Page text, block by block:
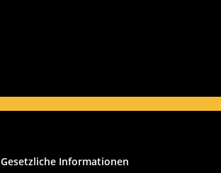
Gesetzliche Informationen